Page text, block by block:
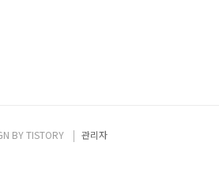
BYTISTORY 관리자